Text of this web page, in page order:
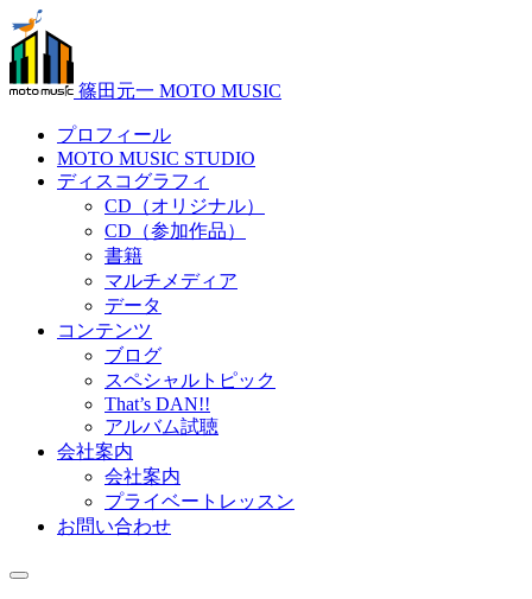
篠田元一 MOTO MUSIC
プロフィール
MOTO MUSIC STUDIO
ディスコグラフィ
CD（オリジナル）
CD（参加作品）
書籍
マルチメディア
データ
コンテンツ
ブログ
スペシャルトピック
That’s DAN!!
アルバム試聴
会社案内
会社案内
プライベートレッスン
お問い合わせ